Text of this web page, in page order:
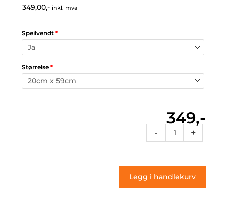
349,00,- inkl. mva
Speilvendt *
Størrelse *
349,-
-
155
antall
+
Legg i handlekurv